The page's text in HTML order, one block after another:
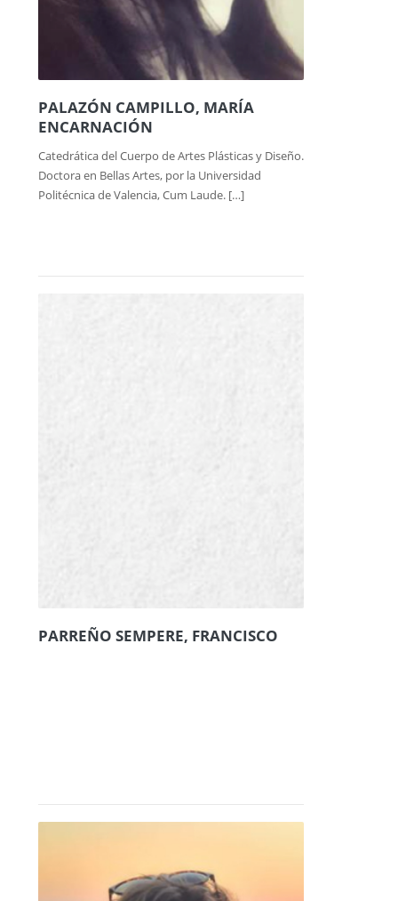
PALAZÓN CAMPILLO, MARÍA
ENCARNACIÓN
Catedrática del Cuerpo de Artes Plásticas y Diseño.
Doctora en Bellas Artes, por la Universidad
Politécnica de Valencia, Cum Laude. […]
PARREÑO SEMPERE, FRANCISCO